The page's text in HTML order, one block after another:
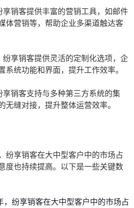
享销客提供丰富的营销工具，如邮件
体营销等，帮助企业多渠道触达客
纷享销客提供灵活的定制化选项，企
系统功能和界面，提升工作效率。
享销客支持与多种第三方系统的集
无缝对接，提升整体运营效率。
纷享销客在大中型客户中的市场占
度也持续提高。以下是一些关键数
纷享销客在大中型客户中的市场占